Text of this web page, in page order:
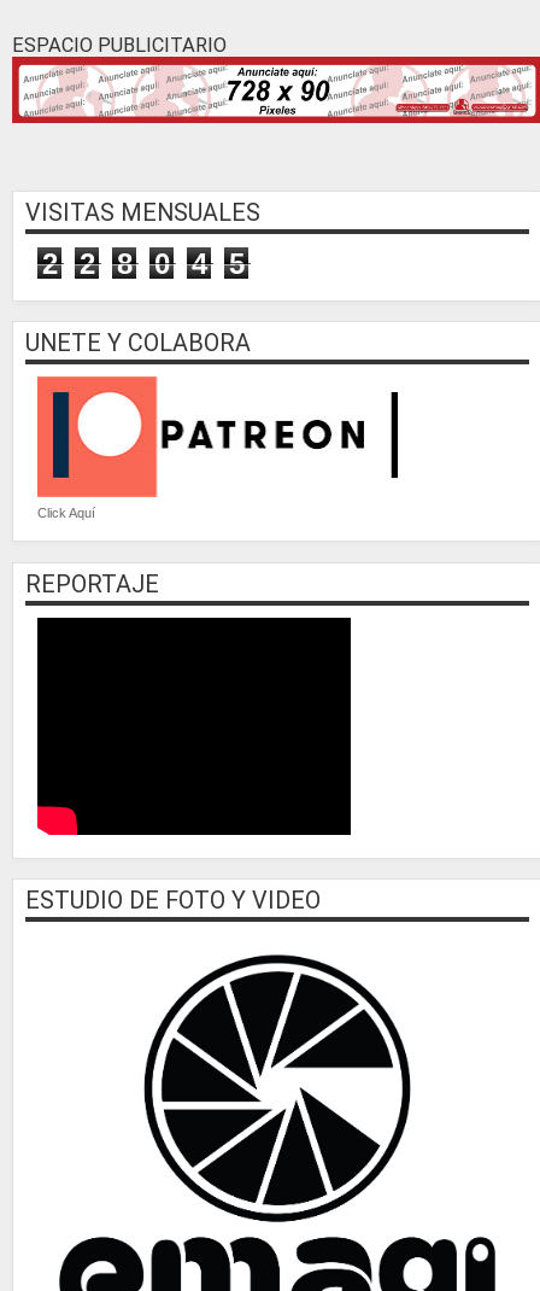
ESPACIO PUBLICITARIO
VISITAS MENSUALES
2 2 8 0 4 5
UNETE Y COLABORA
Click Aquí
REPORTAJE
ESTUDIO DE FOTO Y VIDEO